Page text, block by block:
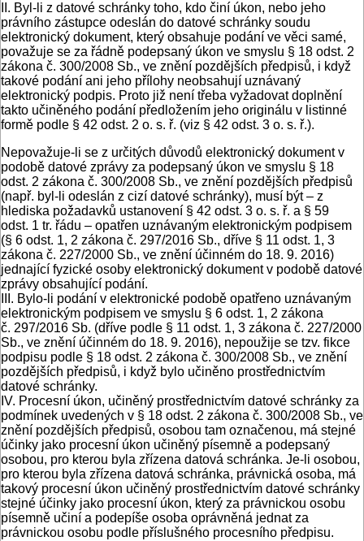
II. Byl-li z datové schránky toho, kdo činí úkon, nebo jeho
právního zástupce odeslán do datové schránky soudu
elektronický dokument, který obsahuje podání ve věci samé,
považuje se za řádně podepsaný úkon ve smyslu § 18 odst. 2
zákona č. 300/2008 Sb., ve znění pozdějších předpisů, i když
takové podání ani jeho přílohy neobsahují uznávaný
elektronický podpis. Proto již není třeba vyžadovat doplnění
takto učiněného podání předložením jeho originálu v listinné
formě podle § 42 odst. 2 o. s. ř. (viz § 42 odst. 3 o. s. ř.).
Nepovažuje-li se z určitých důvodů elektronický dokument v
podobě datové zprávy za podepsaný úkon ve smyslu § 18
odst. 2 zákona č. 300/2008 Sb., ve znění pozdějších předpisů
(např. byl-li odeslán z cizí datové schránky), musí být – z
hlediska požadavků ustanovení § 42 odst. 3 o. s. ř. a § 59
odst. 1 tr. řádu – opatřen uznávaným elektronickým podpisem
(§ 6 odst. 1, 2 zákona č. 297/2016 Sb., dříve § 11 odst. 1, 3
zákona č. 227/2000 Sb., ve znění účinném do 18. 9. 2016)
jednající fyzické osoby elektronický dokument v podobě datové
zprávy obsahující podání.
III. Bylo-li podání v elektronické podobě opatřeno uznávaným
elektronickým podpisem ve smyslu § 6 odst. 1, 2 zákona
č. 297/2016 Sb. (dříve podle § 11 odst. 1, 3 zákona č. 227/2000
Sb., ve znění účinném do 18. 9. 2016), nepoužije se tzv. fikce
podpisu podle § 18 odst. 2 zákona č. 300/2008 Sb., ve znění
pozdějších předpisů, i když bylo učiněno prostřednictvím
datové schránky.
IV. Procesní úkon, učiněný prostřednictvím datové schránky za
podmínek uvedených v § 18 odst. 2 zákona č. 300/2008 Sb., ve
znění pozdějších předpisů, osobou tam označenou, má stejné
účinky jako procesní úkon učiněný písemně a podepsaný
osobou, pro kterou byla zřízena datová schránka. Je-li osobou,
pro kterou byla zřízena datová schránka, právnická osoba, má
takový procesní úkon učiněný prostřednictvím datové schránky
stejné účinky jako procesní úkon, který za právnickou osobu
písemně učiní a podepíše osoba oprávněná jednat za
právnickou osobu podle příslušného procesního předpisu.